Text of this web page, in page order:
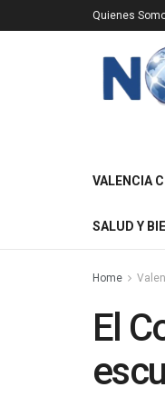
Quienes
VALENCIA
SALUD Y
Home
El